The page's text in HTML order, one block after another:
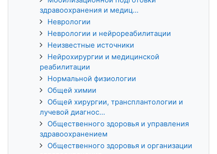
здравоохранения и медиц...
Неврологии
Неврологии и нейрореабилитации
Неизвестные источники
Нейрохирургии и медицинской
реабилитации
Нормальной физиологии
Общей химии
Общей хирургии, трансплантологии и
лучевой диагнос...
Общественного здоровья и управления
здравоохранением
Общественного здоровья и организации